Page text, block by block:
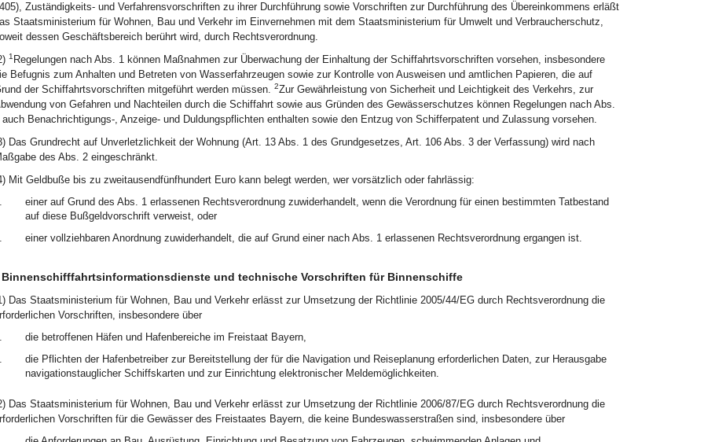
Zuständigkeits- und Verfahrensvorschriften zu ihrer Durchführung sowie Vorschriften zur Durchführung des Übereinkommens erläßt
Staatsministerium für Wohnen, Bau und Verkehr im Einvernehmen mit dem Staatsministerium für Umwelt und Verbraucherschutz,
dessen Geschäftsbereich berührt wird, durch Rechtsverordnung.
1 Regelungen nach Abs. 1 können Maßnahmen zur Überwachung der Einhaltung der Schiffahrtsvorschriften vorsehen, insbesondere
Befugnis zum Anhalten und Betreten von Wasserfahrzeugen sowie zur Kontrolle von Ausweisen und amtlichen Papieren, die auf
der Schiffahrtsvorschriften mitgeführt werden müssen. 2Zur Gewährleistung von Sicherheit und Leichtigkeit des Verkehrs, zur
von Gefahren und Nachteilen durch die Schiffahrt sowie aus Gründen des Gewässerschutzes können Regelungen nach Abs.
auch Benachrichtigungs-, Anzeige- und Duldungspflichten enthalten sowie den Entzug von Schifferpatent und Zulassung vorsehen.
Das Grundrecht auf Unverletzlichkeit der Wohnung (Art. 13 Abs. 1 des Grundgesetzes, Art. 106 Abs. 3 der Verfassung) wird nach
des Abs. 2 eingeschränkt.
Mit Geldbuße bis zu zweitausendfünfhundert Euro kann belegt werden, wer vorsätzlich oder fahrlässig:
einer auf Grund des Abs. 1 erlassenen Rechtsverordnung zuwiderhandelt, wenn die Verordnung für einen bestimmten Tatbestand
auf diese Bußgeldvorschrift verweist, oder
einer vollziehbaren Anordnung zuwiderhandelt, die auf Grund einer nach Abs. 1 erlassenen Rechtsverordnung ergangen ist.
Binnenschifffahrtsinformationsdienste und technische Vorschriften für Binnenschiffe
Das Staatsministerium für Wohnen, Bau und Verkehr erlässt zur Umsetzung der Richtlinie 2005/44/EG durch Rechtsverordnung die
Vorschriften, insbesondere über
die betroffenen Häfen und Hafenbereiche im Freistaat Bayern,
die Pflichten der Hafenbetreiber zur Bereitstellung der für die Navigation und Reiseplanung erforderlichen Daten, zur Herausgabe
navigationstauglicher Schiffskarten und zur Einrichtung elektronischer Meldemöglichkeiten.
Das Staatsministerium für Wohnen, Bau und Verkehr erlässt zur Umsetzung der Richtlinie 2006/87/EG durch Rechtsverordnung die
Vorschriften für die Gewässer des Freistaates Bayern, die keine Bundeswasserstraßen sind, insbesondere über